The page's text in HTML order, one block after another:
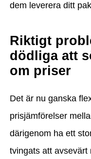
dem leverera ditt
Riktigt
dödliga att
om priser
Det är nu ganska
prisjämförelser
därigenom ha ett
tvingats att